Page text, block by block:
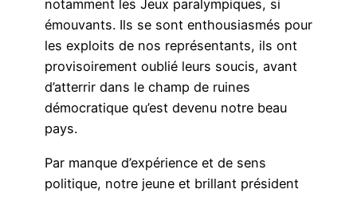
notamment les Jeux paralympiques, si
émouvants. Ils se sont enthousiasmés pour
les exploits de nos représentants, ils ont
provisoirement oublié leurs soucis, avant
d’atterrir dans le champ de ruines
démocratique qu’est devenu notre beau
pays.
Par manque d’expérience et de sens
politique, notre jeune et brillant président